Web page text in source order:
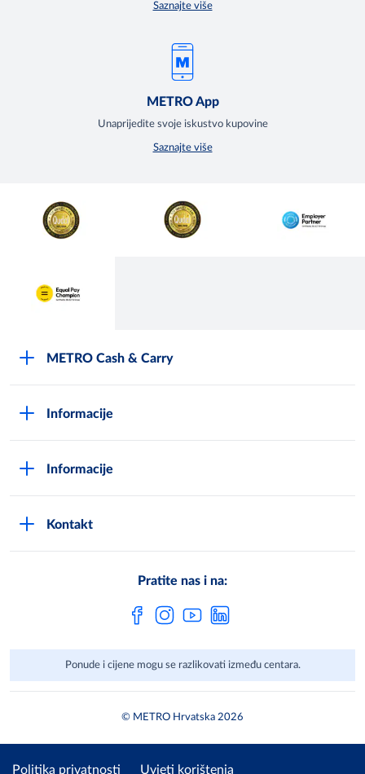
Saznajte više
METRO App
Unaprijedite svoje iskustvo kupovine
Saznajte više
METRO Cash & Carry
DPN zaštita podatak
Informacije
Informacije
Kontakt
Pratite nas i na:
Ponude i cijene mogu se razlikovati između centara.
© METRO Hrvatska 2026
Politika privatnosti Uvjeti korištenja